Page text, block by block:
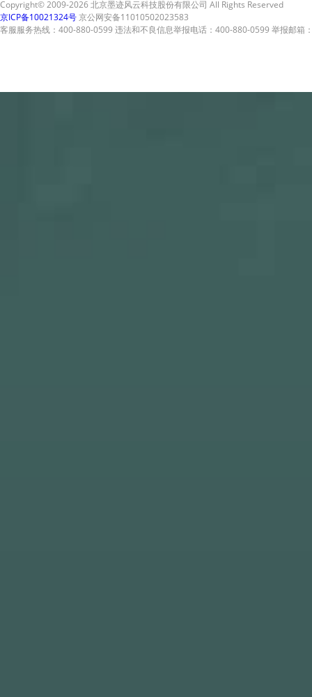
Copyright© 2009-2026 北京墨迹风云科技股份有限公司 All Rights Reserved
京ICP备10021324号京公网安备11010502023583
客服服务热线：400-880-0599 违法和不良信息举报电话：400-880-0599 举报邮箱